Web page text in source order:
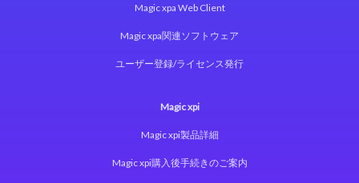
Magic xpa Web Client
Magic xpa関連ソフトウェア
ユーザー登録/ライセンス発行
Magic xpi
Magic xpi製品詳細
Magic xpi購入後手続きのご案内